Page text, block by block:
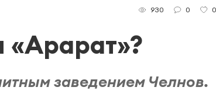
930 0 0
заведением Челнов.